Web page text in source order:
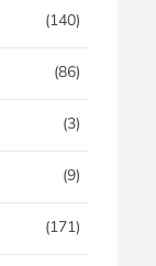
(140)
(86)
(3)
(9)
(171)